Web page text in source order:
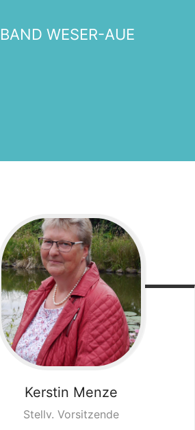
WESER-AUE
Kerstin Menze
Stellv. Vorsitzende